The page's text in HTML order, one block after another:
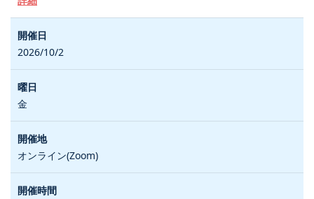
2026/10/2
金
オンライン(Zoom)